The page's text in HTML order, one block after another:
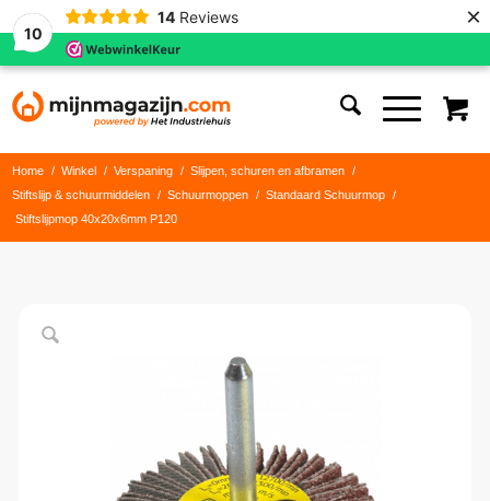
10
14 Reviews ×
Home / Winkel / Verspaning / Slijpen, schuren en afbramen
/
Stiftslijp & schuurmiddelen
/ Schuurmoppen / Standaard Schuurmop
/
Stiftslijpmop 40x20x6mm P120